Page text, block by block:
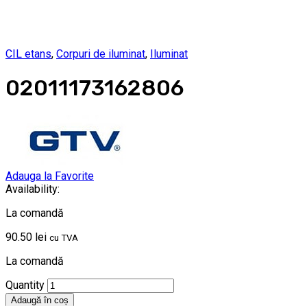
CIL etans, Corpuri de iluminat, Iluminat
02011173162806
Adauga la Favorite
Availability:
La comandă
90.50 lei cu TVA
La comandă
Quantity
Adaugă în coș